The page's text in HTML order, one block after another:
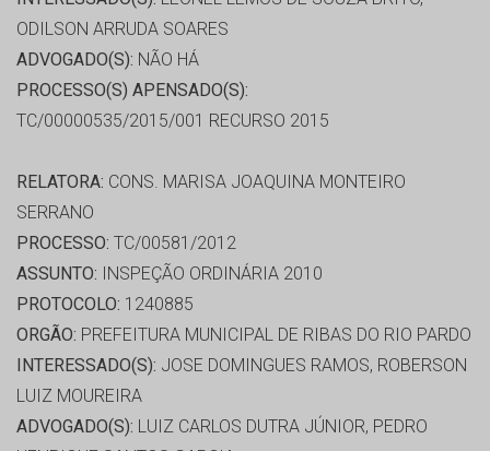
ODILSON ARRUDA SOARES
ADVOGADO(S): NÃO HÁ
PROCESSO(S) APENSADO(S):
TC/00000535/2015/001 RECURSO 2015
RELATORA: CONS. MARISA JOAQUINA MONTEIRO
SERRANO
PROCESSO: TC/00581/2012
ASSUNTO: INSPEÇÃO ORDINÁRIA 2010
PROTOCOLO: 1240885
ORGÃO: PREFEITURA MUNICIPAL DE RIBAS DO RIO PARDO
INTERESSADO(S): JOSE DOMINGUES RAMOS, ROBERSON
LUIZ MOUREIRA
ADVOGADO(S): LUIZ CARLOS DUTRA JÚNIOR, PEDRO